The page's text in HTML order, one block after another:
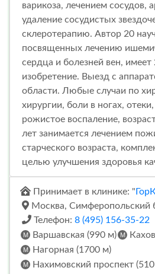
варикоза, лечением сосудов,
удаление сосудистых
склеротерапию. Автор 20
посвященных лечению
сердца и болезней вен, имеет
изобретение. Выезд с
области. Любые случаи по
хирургии, боли в ногах,
рожистое воспаление,
лет занимается лечением
старческого возраста,
целью улучшения здоровья
Принимает в клинике: "
Москва, Симферопольский
Телефон: 8 (495) 156-35-22
Варшавская (990 м)
Нагорная (1700 м)
Нахимовский проспект